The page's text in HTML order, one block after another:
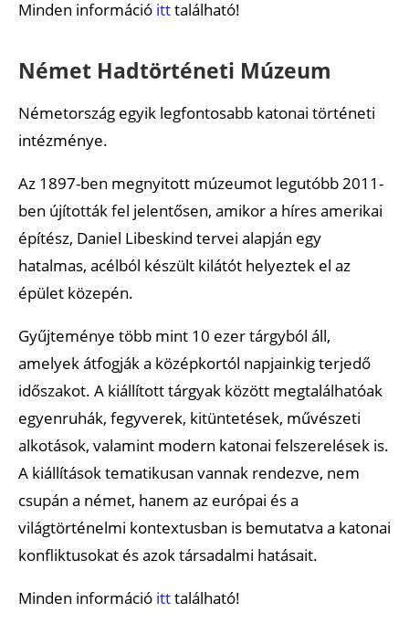
Minden információ itttalálható!
Német Hadtörténeti Múzeum
Németország egyik legfontosabb katonai történeti
intézménye.
Az 1897-ben megnyitott múzeumot legutóbb 2011-
ben újították fel jelentősen, amikor a híres amerikai
építész, Daniel Libeskind tervei alapján egy
hatalmas, acélból készült kilátót helyeztek el az
épület közepén.
Gyűjteménye több mint 10 ezer tárgyból áll,
amelyek átfogják a középkortól napjainkig terjedő
időszakot. A kiállított tárgyak között megtalálhatóak
egyenruhák, fegyverek, kitüntetések, művészeti
alkotások, valamint modern katonai felszerelések is.
A kiállítások tematikusan vannak rendezve, nem
csupán a német, hanem az európai és a
világtörténelmi kontextusban is bemutatva a katonai
konfliktusokat és azok társadalmi hatásait.
Minden információ itttalálható!